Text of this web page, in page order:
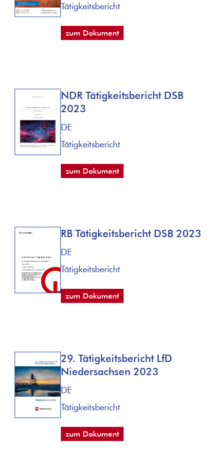
Tätigkeitsbericht
zum Dokument
NDR Tätigkeitsbericht DSB
2023
DE
Tätigkeitsbericht
zum Dokument
RB Tätigkeitsbericht DSB 2023
DE
Tätigkeitsbericht
zum Dokument
29. Tätigkeitsbericht LfD
Niedersachsen 2023
DE
Tätigkeitsbericht
zum Dokument